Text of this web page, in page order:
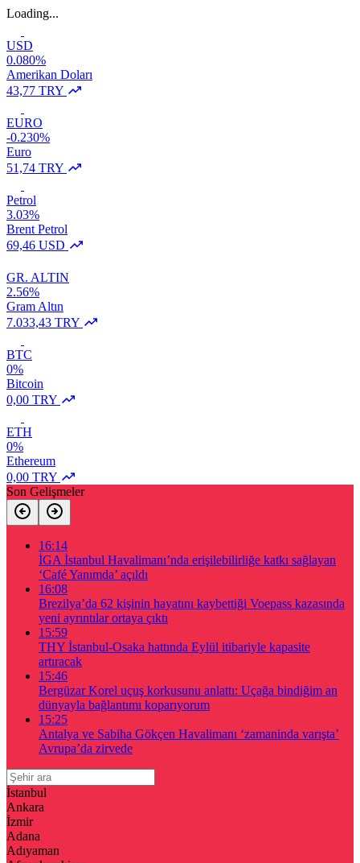
Loading...
USD
0.080%
Amerikan Doları
43,77 TRY
EURO
-0.230%
Euro
51,74 TRY
Petrol
3.03%
Brent Petrol
69,46 USD
GR. ALTIN
2.56%
Gram Altın
7.033,43 TRY
BTC
0%
Bitcoin
0,00 TRY
ETH
0%
Ethereum
0,00 TRY
Son Gelişmeler
16:14
İGA İstanbul Havalimanı’nda erişilebilirliğe katkı sağlayan
‘Café Yanımda’ açıldı
16:08
Brezilya’da 62 kişinin hayatını kaybettiği Voepass kazasında
yeni ayrıntılar ortaya çıktı
15:59
THY İstanbul-Osaka hattında Eylül itibariyle kapasite
artıracak
15:46
Bergüzar Korel uçuş korkusunu anlattı: Uçağa bindiğim an
dünyayla bağlantımı koparıyorum
15:25
Antalya ve Sabiha Gökçen Havalimanı ‘zamaninda varışta’
Avrupa’da zirvede
İstanbul
Ankara
İzmir
Adana
Adıyaman